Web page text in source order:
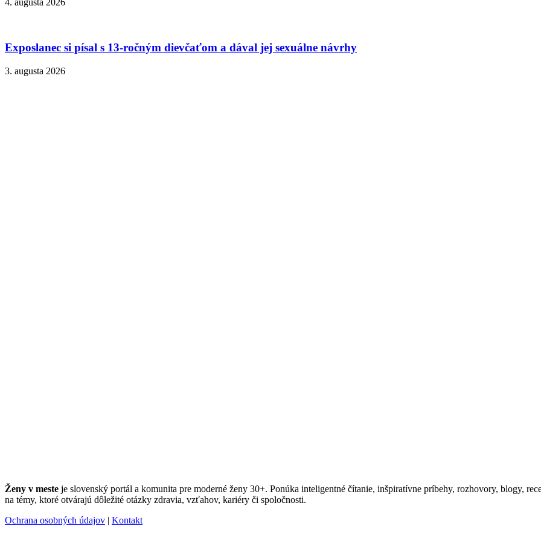
4. augusta 2026
Exposlanec si písal s 13-ročným dievčaťom a dával jej sexuálne návrhy
3. augusta 2026
Ženy v meste je slovenský portál a komunita pre moderné ženy 30+. Ponúka inteligentné čítanie, inšpiratívne príbehy, rozhovory, blogy,
na témy, ktoré otvárajú dôležité otázky zdravia, vzťahov, kariéry či spoločnosti.
Ochrana osobných údajov | Kontakt